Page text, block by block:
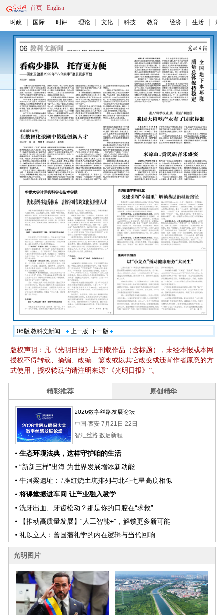
首页 English
时政 国际 时评 理论 文化 科技 教育 经济 生活
06版:教科文新闻 上一版 下一版
版权声明：凡《光明日报》上刊载作品（含标题），未经本报或本网
授权不得转载、摘编、改编、篡改或以其它改变或违背作者原意的方
式使用，授权转载的请注明来源“《光明日报》”。